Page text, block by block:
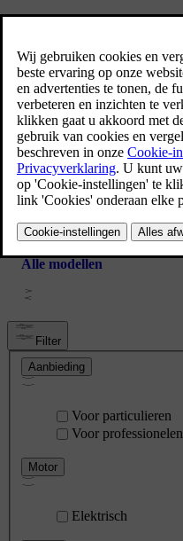
Volvo XC90
Volvo V60
Alle modellen
Filter
Aanbieding
Voor particulieren
Voor professionelen
Motor
Elektrisch